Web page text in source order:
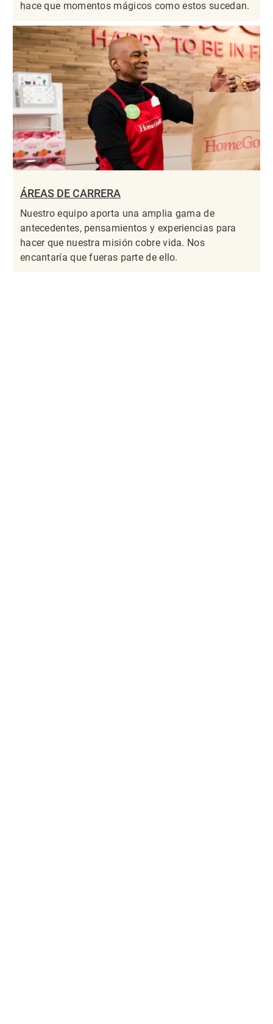
hace que momentos mágicos como estos sucedan.
ÁREAS DE CARRERA
Nuestro equipo aporta una amplia gama de
antecedentes, pensamientos y experiencias para
hacer que nuestra misión cobre vida. Nos
encantaría que fueras parte de ello.